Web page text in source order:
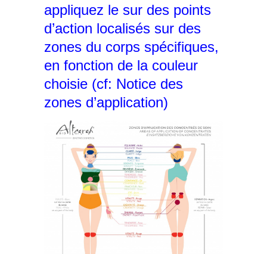
appliquez le sur des points
d’action localisés sur des
zones du corps spécifiques,
en fonction de la couleur
choisie (cf: Notice des
zones d’application)